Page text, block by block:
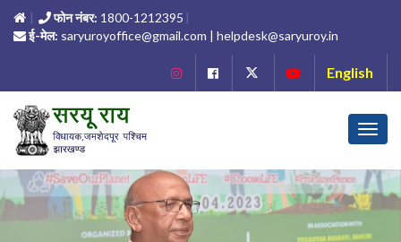
फोन नंबर: 1800-1212395
ई-मेल: saryuroyoffice@gmail.com | helpdesk@saryuroy.in
English